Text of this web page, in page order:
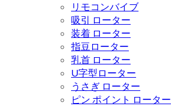
リモコンバイブ
吸引 ローター
装着 ローター
指豆ローター
乳首 ローター
U字型ローター
うさぎ ローター
ピン ポイント ローター